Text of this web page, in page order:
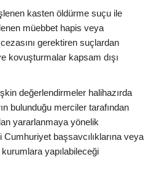
kasten öldürme suçu ile
müebbet hapis veya
gerektiren suçlardan
kovuşturmalar kapsam dışı
değerlendirmeler halihazırda
bulunduğu merciler tarafından
yararlanmaya yönelik
başsavcılıklarına veya
yapılabileceği